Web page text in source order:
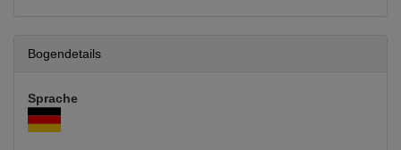
Bogendetails
Sprache